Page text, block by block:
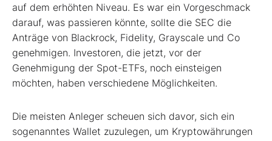
auf dem erhöhten Niveau. Es war ein Vorgeschmack
darauf, was passieren könnte, sollte die SEC die
Anträge von Blackrock, Fidelity, Grayscale und Co
genehmigen. Investoren, die jetzt, vor der
Genehmigung der Spot-ETFs, noch einsteigen
möchten, haben verschiedene Möglichkeiten.
Die meisten Anleger scheuen sich davor, sich ein
sogenanntes Wallet zuzulegen, um Kryptowährungen